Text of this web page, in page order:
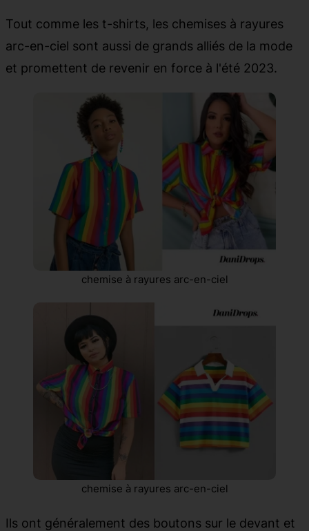
Tout comme les t-shirts, les chemises à rayures
arc-en-ciel sont aussi de grands alliés de la mode
et promettent de revenir en force à l'été 2023.
chemise à rayures arc-en-ciel
chemise à rayures arc-en-ciel
Ils ont généralement des boutons sur le devant et